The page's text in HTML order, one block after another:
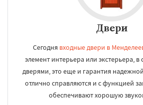
Двери
Сегодня входные двери в
элемент интерьера или экстерьера, в
дверями, это еще и гарантия
отлично справляются и с функцией
обеспечивают хорошую